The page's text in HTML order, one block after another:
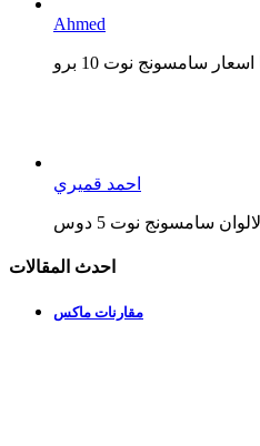
Ahmed
احمد قميري
احدث المقالات
مقارنات ماكس